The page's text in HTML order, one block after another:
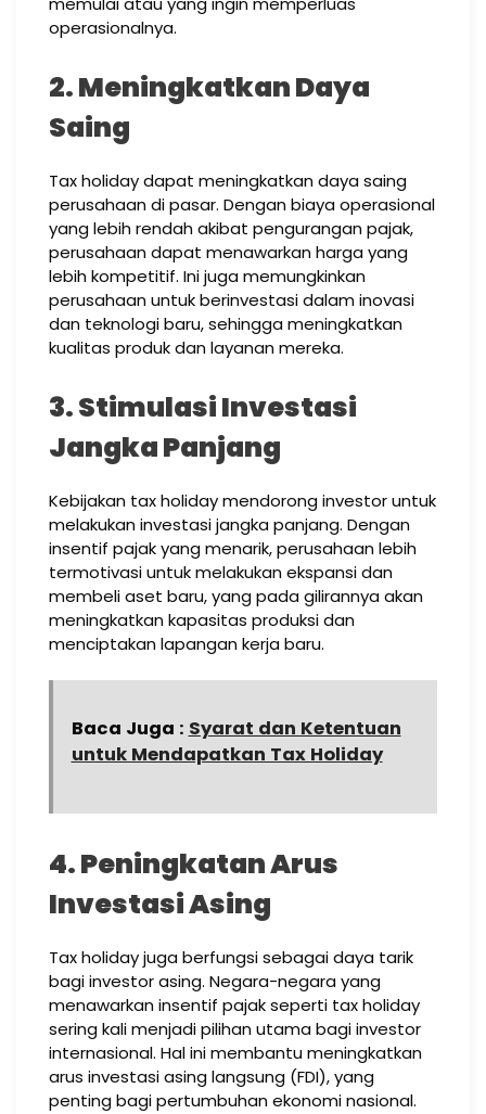
operasionalnya.
2. Meningkatkan Daya
Saing
Tax holiday dapat meningkatkan daya saing
perusahaan di pasar. Dengan biaya operasional
yang lebih rendah akibat pengurangan pajak,
perusahaan dapat menawarkan harga yang
lebih kompetitif. Ini juga memungkinkan
perusahaan untuk berinvestasi dalam inovasi
dan teknologi baru, sehingga meningkatkan
kualitas produk dan layanan mereka.
3. Stimulasi Investasi
Jangka Panjang
Kebijakan tax holiday mendorong investor untuk
melakukan investasi jangka panjang. Dengan
insentif pajak yang menarik, perusahaan lebih
termotivasi untuk melakukan ekspansi dan
membeli aset baru, yang pada gilirannya akan
meningkatkan kapasitas produksi dan
menciptakan lapangan kerja baru.
Baca Juga : Syarat dan Ketentuan
untuk Mendapatkan Tax Holiday
4. Peningkatan Arus
Investasi Asing
Tax holiday juga berfungsi sebagai daya tarik
bagi investor asing. Negara-negara yang
menawarkan insentif pajak seperti tax holiday
sering kali menjadi pilihan utama bagi investor
internasional. Hal ini membantu meningkatkan
arus investasi asing langsung (FDI), yang
penting bagi pertumbuhan ekonomi nasional.